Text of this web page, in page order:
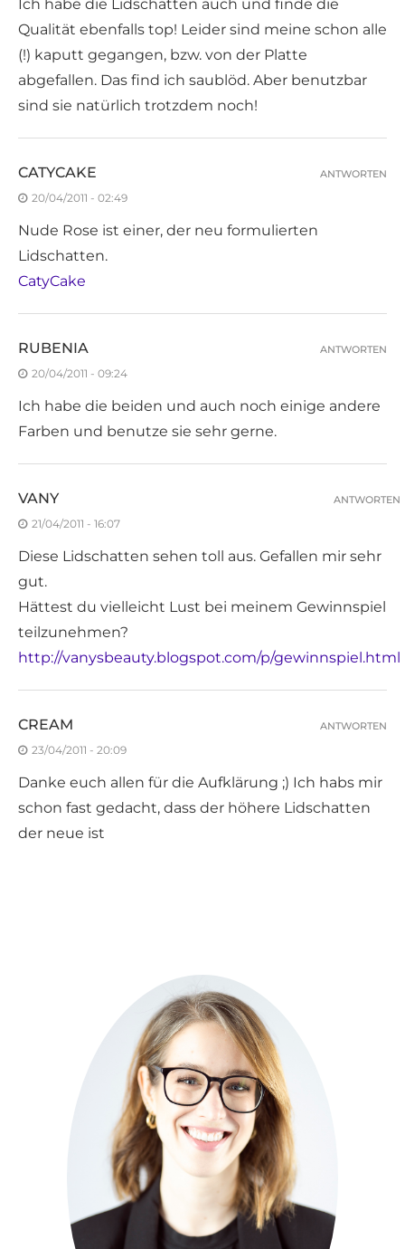
Ich habe die Lidschatten auch und finde die
Qualität ebenfalls top! Leider sind meine schon alle
(!) kaputt gegangen, bzw. von der Platte
abgefallen. Das find ich saublöd. Aber benutzbar
sind sie natürlich trotzdem noch!
CATYCAKE
20/04/2011 - 02:49
Nude Rose ist einer, der neu formulierten
Lidschatten.
CatyCake
ANTWORTEN
RUBENIA
20/04/2011 - 09:24
Ich habe die beiden und auch noch einige andere
Farben und benutze sie sehr gerne.
ANTWORTEN
VANY
21/04/2011 - 16:07
Diese Lidschatten sehen toll aus. Gefallen mir sehr
gut.
Hättest du vielleicht Lust bei meinem Gewinnspiel
teilzunehmen?
http://vanysbeauty.blogspot.com/p/gewinnspiel.html
ANTWORTEN
CREAM
23/04/2011 - 20:09
Danke euch allen für die Aufklärung ;) Ich habs mir
schon fast gedacht, dass der höhere Lidschatten
der neue ist
ANTWORTEN